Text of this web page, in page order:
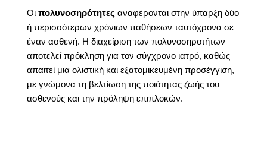
Οι πολυνοσηρότητες αναφέρονται στην ύπαρξη δύο
ή περισσότερων χρόνιων παθήσεων ταυτόχρονα σε
έναν ασθενή. Η διαχείριση των πολυνοσηροτήτων
αποτελεί πρόκληση για τον σύγχρονο ιατρό, καθώς
απαιτεί μια ολιστική και εξατομικευμένη προσέγγιση,
με γνώμονα τη βελτίωση της ποιότητας ζωής του
ασθενούς και την πρόληψη επιπλοκών.